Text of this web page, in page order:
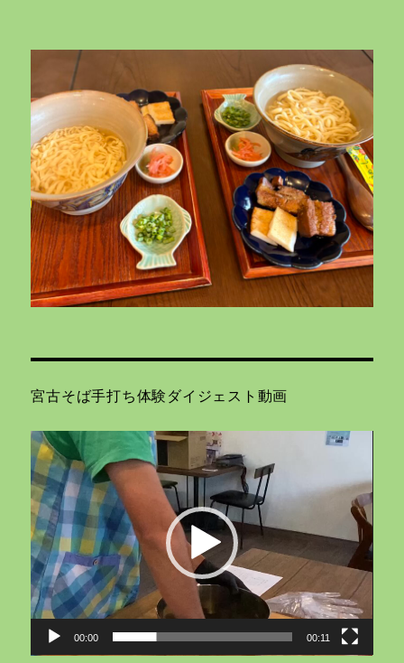
宮古そば手打ち体験ダイジェスト動画
動
画
プ
レ
ー
ヤ
ー
00:00 00:11